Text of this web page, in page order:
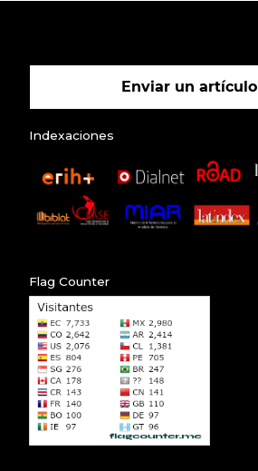
Enviar un artículo
Indexaciones
Flag Counter